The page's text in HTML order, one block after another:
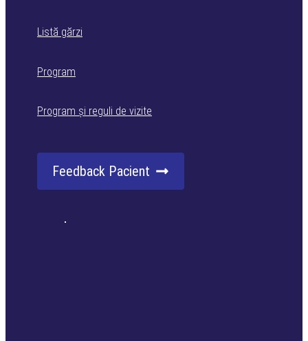
Listă gărzi
Program
Program și reguli de vizite
Feedback Pacient